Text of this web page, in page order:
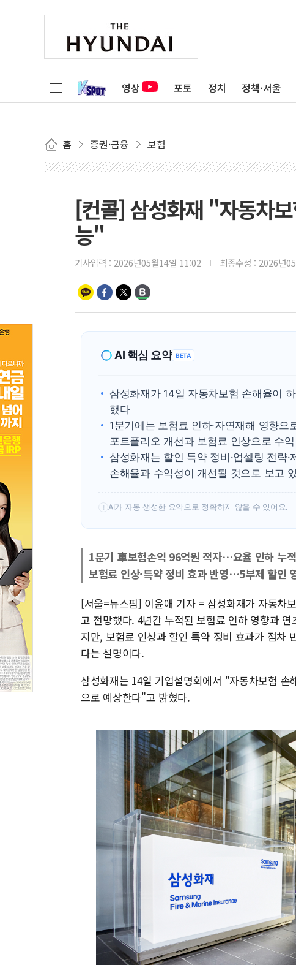
영상 포토 정치 정책·서울
홈 증권·금융 보험
[컨콜] 삼성화재 "자동차
능"
기사입력 : 2026년05월14일 11:02 최종수정 : 2026년
AI 핵심 요약 BETA
삼성화재가 14일 자동차보험 손해율이
했다
1분기에는 보험료 인하·자연재해 영향
포트폴리오 개선과 보험료 인상으로 수
삼성화재는 할인 특약 정비·업셀링 전략
손해율과 수익성이 개선될 것으로 보고
! AI가 자동 생성한 요약으로 정확하지 않을 수 있어요.
1분기 車보험손익 96억원 적자…요율 인하 누
보험료 인상·특약 정비 효과 반영…5부제 할인
[서울=뉴스핌] 이윤애 기자 = 삼성화재가 자동차
고 전망했다. 4년간 누적된 보험료 인하 영향과
지만, 보험료 인상과 할인 특약 정비 효과가 점차
다는 설명이다.
삼성화재는 14일 기업설명회에서 "자동차보험
으로 예상한다"고 밝혔다.